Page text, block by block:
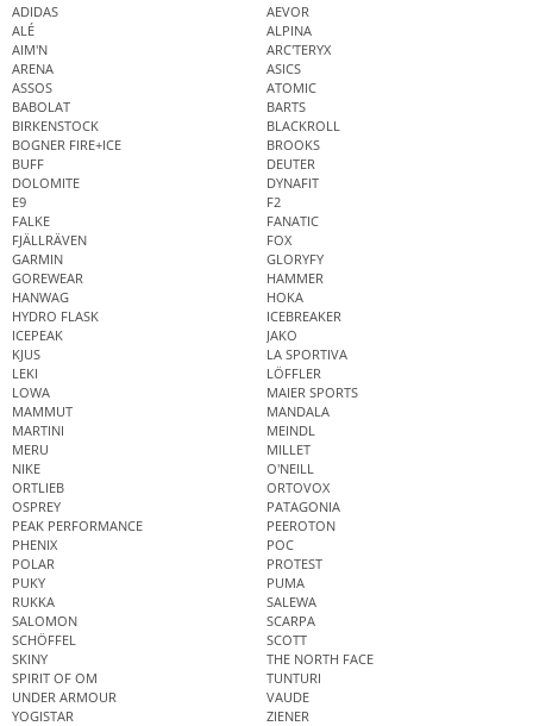
ADIDAS
AEVOR
ALÉ
ALPINA
AIM'N
ARC'TERYX
ARENA
ASICS
ASSOS
ATOMIC
BABOLAT
BARTS
BIRKENSTOCK
BLACKROLL
BOGNER FIRE+ICE
BROOKS
BUFF
DEUTER
DOLOMITE
DYNAFIT
E9
F2
FALKE
FANATIC
FJÄLLRÄVEN
FOX
GARMIN
GLORYFY
GOREWEAR
HAMMER
HANWAG
HOKA
HYDRO FLASK
ICEBREAKER
ICEPEAK
JAKO
KJUS
LA SPORTIVA
LEKI
LÖFFLER
LOWA
MAIER SPORTS
MAMMUT
MANDALA
MARTINI
MEINDL
MERU
MILLET
NIKE
O'NEILL
ORTLIEB
ORTOVOX
OSPREY
PATAGONIA
PEAK PERFORMANCE
PEEROTON
PHENIX
POC
POLAR
PROTEST
PUKY
PUMA
RUKKA
SALEWA
SALOMON
SCARPA
SCHÖFFEL
SCOTT
SKINY
THE NORTH FACE
SPIRIT OF OM
TUNTURI
UNDER ARMOUR
VAUDE
YOGISTAR
ZIENER